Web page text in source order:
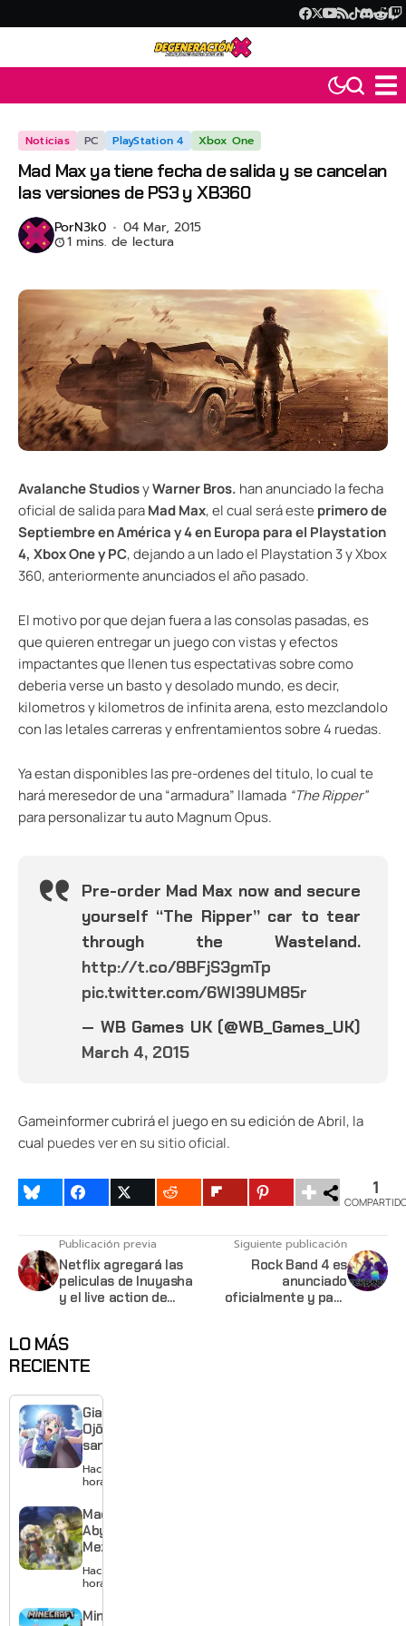
Noticias PC PlayStation 4 Xbox One
Mad Max ya tiene fecha de salida y se cancelan
las versiones de PS3 y XB360
PorN3k0 04 Mar, 2015
1 mins. de lectura
Avalanche StudiosyWarner Bros. han anunciado la fecha
oficial de salida paraMad Max, el cual será este primero de
Septiembre en América y 4 en Europa para el Playstation
4, Xbox One y PC, dejando a un lado el Playstation 3 y Xbox
360, anteriormente anunciados el año pasado.
El motivo por que dejan fuera a las consolas pasadas, es
que quieren entregar un juego con vistas y efectos
impactantes que llenen tus espectativas sobre como
deberia verse un basto y desolado mundo, es decir,
kilometros y kilometros de infinita arena, esto mezclandolo
con las letales carreras y enfrentamientos sobre 4 ruedas.
Ya estan disponibles las pre-ordenes del titulo, lo cual te
hará meresedor de una “armadura” llamada “The Ripper”
para personalizar tu auto Magnum Opus.
Pre-order Mad Max now and secure
yourself “The Ripper” car to tear
through the Wasteland.
http://t.co/8BFjS3gmTp
pic.twitter.com/6WI39UM85r
— WB Games UK (@WB_Games_UK)
March 4, 2015
Gameinformer cubrirá el juego en su edición de Abril, la
cual puedes ver en su sitio oficial.
1
Publicación previa
Netflix agregará las
peliculas de Inuyasha
y el live action de
Siguiente publicación
Rock Band 4 es
anunciado
oficialmente y para
LO MÁS
RECIENTE
Giant
Ojō-
sama
revela
visual y
estreno
para
enero de
Hace 3
horas
Made in
Abyss:
Mezameru
Shinpi
revela
tráiler,
Hace 5
horas
Minecraft